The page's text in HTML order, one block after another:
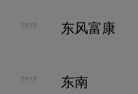
东风富康
东南